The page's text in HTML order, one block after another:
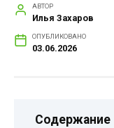
АВТОР
Илья Захаров
ОПУБЛИКОВАНО
03.06.2026
Содержание